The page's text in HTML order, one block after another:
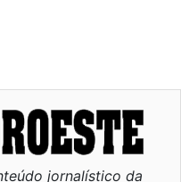
jornalístico da